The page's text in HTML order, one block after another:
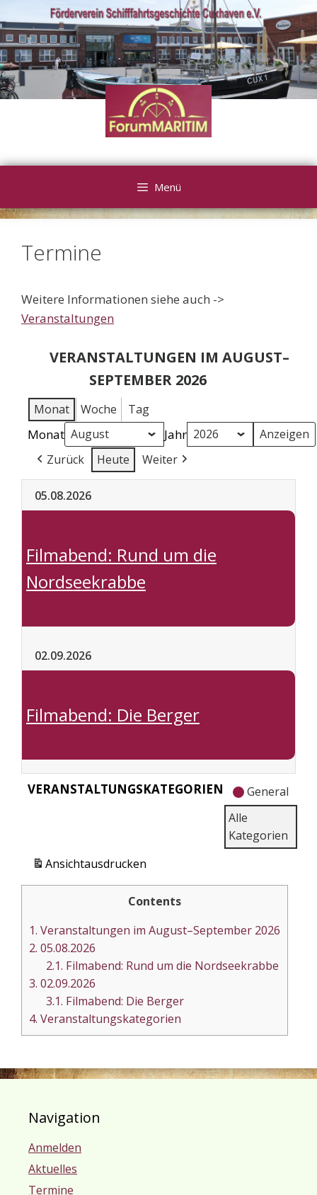
Inhalt
springen
Menü
Termine
Weitere Informationen siehe auch ->
Veranstaltungen
VERANSTALTUNGEN IM AUGUST–
SEPTEMBER 2026
Monat Woche Tag
Monat Jahr
Zurück Heute Weiter
05.08.2026
Filmabend: Rund um die
Nordseekrabbe
02.09.2026
Filmabend: Die Berger
VERANSTALTUNGSKATEGORIEN
General
Alle
Kategorien
Ansichtausdrucken
Contents
1. Veranstaltungen im August–September 2026
2. 05.08.2026
2.1. Filmabend: Rund um die Nordseekrabbe
3. 02.09.2026
3.1. Filmabend: Die Berger
4. Veranstaltungskategorien
Navigation
Anmelden
Aktuelles
Termine